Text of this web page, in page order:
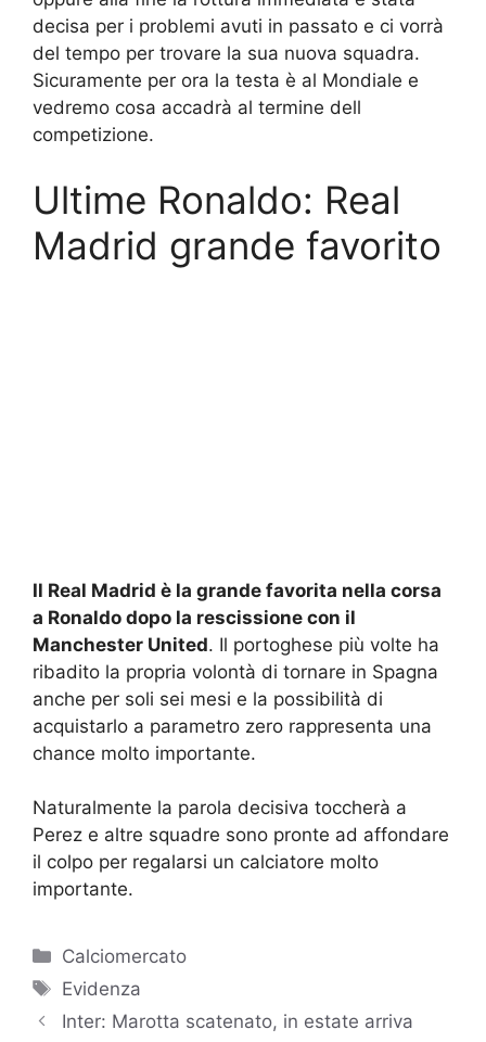
decisa per i problemi avuti in passato e ci vorrà
del tempo per trovare la sua nuova squadra.
Sicuramente per ora la testa è al Mondiale e
vedremo cosa accadrà al termine dell
competizione.
Ultime Ronaldo: Real
Madrid grande favorito
Il Real Madrid è la grande favorita nella corsa
a Ronaldo dopo la rescissione con il
Manchester United. Il portoghese più volte ha
ribadito la propria volontà di tornare in Spagna
anche per soli sei mesi e la possibilità di
acquistarlo a parametro zero rappresenta una
chance molto importante.
Naturalmente la parola decisiva toccherà a
Perez e altre squadre sono pronte ad affondare
il colpo per regalarsi un calciatore molto
importante.
Categorie
Calciomercato
Tag
Evidenza
Inter: Marotta scatenato, in estate arriva